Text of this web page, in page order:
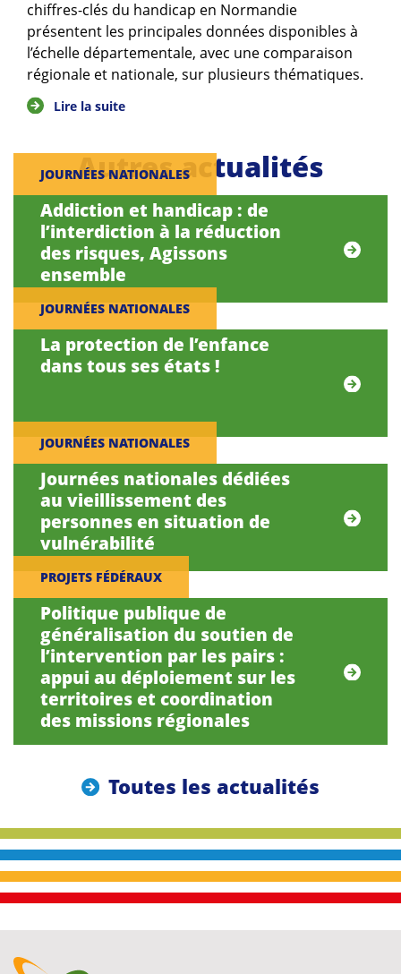
chiffres-clés du handicap en Normandie
présentent les principales données disponibles à
l’échelle départementale, avec une comparaison
régionale et nationale, sur plusieurs thématiques.
Lire la suite
Autres actualités
JOURNÉES NATIONALES
Addiction et handicap : de
l’interdiction à la réduction
des risques, Agissons
ensemble
JOURNÉES NATIONALES
La protection de l’enfance
dans tous ses états !
JOURNÉES NATIONALES
Journées nationales dédiées
au vieillissement des
personnes en situation de
vulnérabilité
PROJETS FÉDÉRAUX
Politique publique de
généralisation du soutien de
l’intervention par les pairs :
appui au déploiement sur les
territoires et coordination
des missions régionales
Toutes les actualités